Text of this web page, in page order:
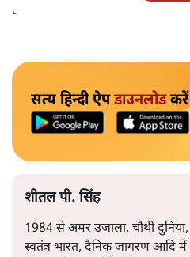
है।
सत्य हिन्दी ऐपडाउनलोडकरें
शीतल पी. सिंह
1984 से अमर उजाला, चौथी
स्वतंत्र भारत, दैनिक जागरण आदि में